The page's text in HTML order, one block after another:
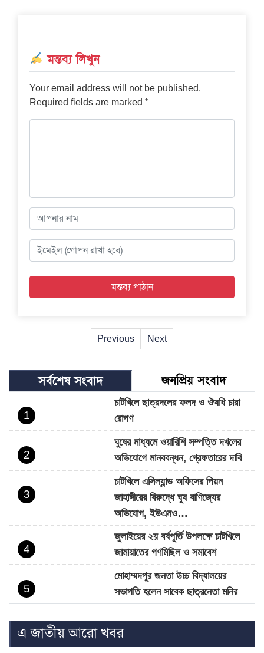
মন্তব্য লিখুন
Your email address will not be published.
Required fields are marked *
Previous Next
সর্বশেষ সংবাদ জনপ্রিয় সংবাদ
1
চাটখিলে ছাত্রদলের ফলদ ও ঔষধি চারা
রোপণ
2
ঘুষের মাধ্যমে ওয়ারিশি সম্পত্তি দখলের
অভিযোগে মানববন্ধন, গ্রেফতারের দাবি
3
চাটখিলে এসিল্যান্ড অফিসের পিয়ন
জাহাঙ্গীরের বিরুদ্ধে ঘুষ বাণিজ্যের
অভিযোগ, ইউএনও…
4
জুলাইয়ের ২য় বর্ষপূর্তি উপলক্ষে চাটখিলে
জামায়াতের গণমিছিল ও সমাবেশ
5
মোহাম্মদপুর জনতা উচ্চ বিদ্যালয়ের
সভাপতি হলেন সাবেক ছাত্রনেতা মনির
হোসেন…
চাটখিলে নিষিদ্ধ ঘোষিত ছাত্রলীগের
মিছিল, ভিডিও ভাইরাল
এ জাতীয় আরো খবর